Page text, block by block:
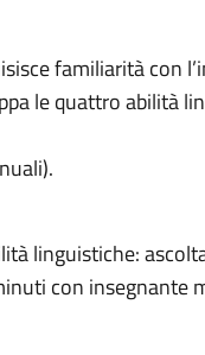
familiarità con
le quattro abilità
linguistiche:
con insegnante